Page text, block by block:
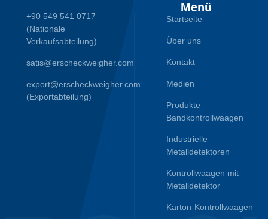
+90 549 541 0717
(Nationale
Verkaufsabteilung)
satis@erscheckweigher.com
export@erscheckweigher.com
(Exportabteilung)
Menü
Startseite
Über uns
Kontakt
Medien
Produkte
Bandkontrollwaagen
Industrielle
Metalldetektoren
Kontrollwaagen mit
Metalldetektor
Karton-Kontrollwaagen